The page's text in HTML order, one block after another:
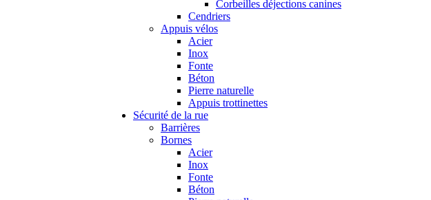
Corbeilles déjections canines
Cendriers
Appuis vélos
Acier
Inox
Fonte
Béton
Pierre naturelle
Appuis trottinettes
Sécurité de la rue
Barrières
Bornes
Acier
Inox
Fonte
Béton